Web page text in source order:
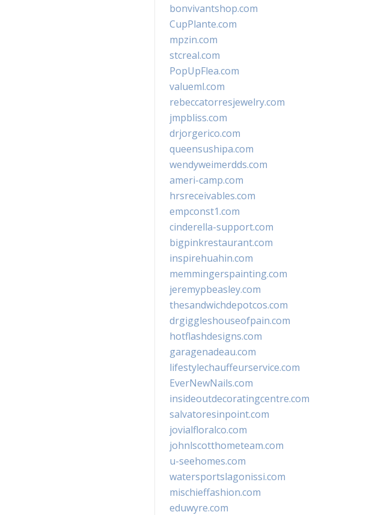
bonvivantshop.com
CupPlante.com
mpzin.com
stcreal.com
PopUpFlea.com
valueml.com
rebeccatorresjewelry.com
jmpbliss.com
drjorgerico.com
queensushipa.com
wendyweimerdds.com
ameri-camp.com
hrsreceivables.com
empconst1.com
cinderella-support.com
bigpinkrestaurant.com
inspirehuahin.com
memmingerspainting.com
jeremypbeasley.com
thesandwichdepotcos.com
drgiggleshouseofpain.com
hotflashdesigns.com
garagenadeau.com
lifestylechauffeurservice.com
EverNewNails.com
insideoutdecoratingcentre.com
salvatoresinpoint.com
jovialfloralco.com
johnlscotthometeam.com
u-seehomes.com
watersportslagonissi.com
mischieffashion.com
eduwyre.com